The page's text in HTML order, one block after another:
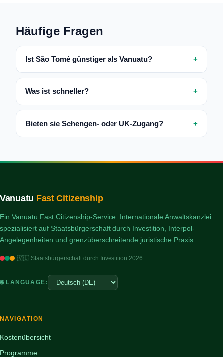
Häufige Fragen
Ist São Tomé günstiger als Vanuatu?
Was ist schneller?
Bieten sie Schengen- oder UK-Zugang?
Vanuatu Fast Citizenship
Ein Vanuatu Fast Citizenship-Service. Internationale Anwaltskanzlei
spezialisiert auf Staatsbürgerschaft durch Investition, Interpol-
Angelegenheiten und grenzüberschreitende juristische Praxis.
🇻🇺 Staatsbürgerschaft durch Investition 2026
🌐 LANGUAGE:
NAVIGATION
Kostenübersicht
Programme